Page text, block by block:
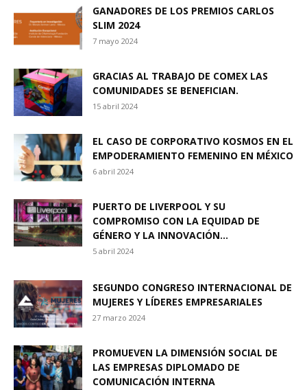
GANADORES DE LOS PREMIOS CARLOS
SLIM 2024
7 mayo 2024
GRACIAS AL TRABAJO DE COMEX LAS
COMUNIDADES SE BENEFICIAN.
15 abril 2024
EL CASO DE CORPORATIVO KOSMOS EN EL
EMPODERAMIENTO FEMENINO EN MÉXICO
6 abril 2024
PUERTO DE LIVERPOOL Y SU
COMPROMISO CON LA EQUIDAD DE
GÉNERO Y LA INNOVACIÓN...
5 abril 2024
SEGUNDO CONGRESO INTERNACIONAL DE
MUJERES Y LÍDERES EMPRESARIALES
27 marzo 2024
PROMUEVEN LA DIMENSIÓN SOCIAL DE
LAS EMPRESAS DIPLOMADO DE
COMUNICACIÓN INTERNA